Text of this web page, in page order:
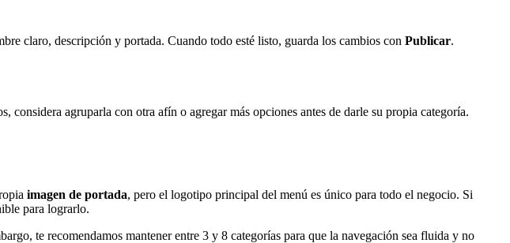
claro, descripción y portada. Cuando todo esté listo, guarda los cambios con Publicar.
agruparla con otra afín o agregar más opciones antes de darle su propia categoría.
imagen de portada, pero el logotipo principal del menú es único para todo el negocio. Si
para lograrlo.
te recomendamos mantener entre 3 y 8 categorías para que la navegación sea fluida y no